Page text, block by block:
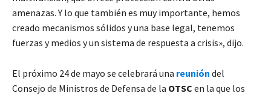
amenazas. Y lo que también es muy importante, hemos
creado mecanismos sólidos y una base legal, tenemos
fuerzas y medios y un sistema de respuesta a crisis», dijo.
El próximo 24 de mayo se celebrará una reunión del
Consejo de Ministros de Defensa de la OTSC en la que los